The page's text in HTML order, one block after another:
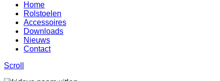
Home
Rolstoelen
Accessoires
Downloads
Nieuws
Contact
Scroll